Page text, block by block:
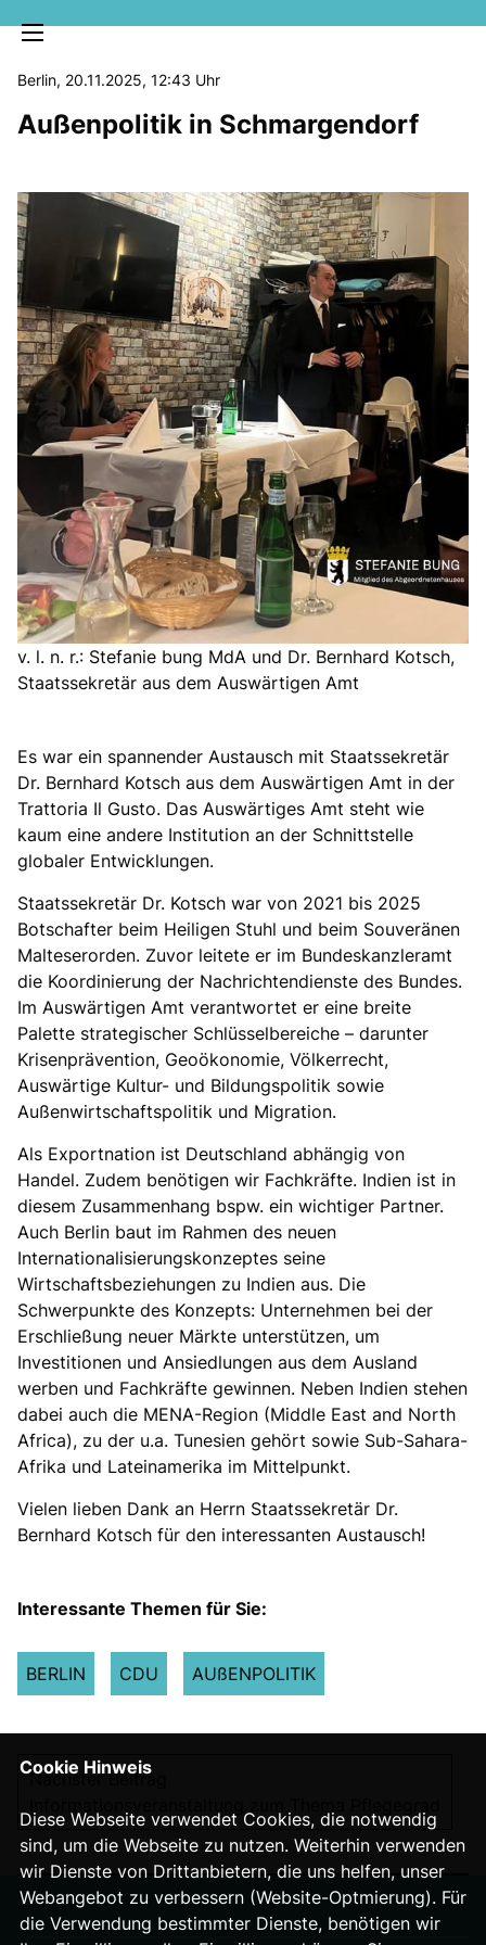
MELDUNGEN
SOZIALE MEDIEN
KLARTEXT
Berlin, 20.11.2025, 12:43 Uhr
Außenpolitik in Schmargendorf
Es war ein spannender Austausch mit Staatssekretär
Dr. Bernhard Kotsch aus dem Auswärtigen Amt in der
Trattoria Il Gusto. Das Auswärtiges Amt steht wie
kaum eine andere Institution an der Schnittstelle
globaler Entwicklungen.
Staatssekretär Dr. Kotsch war von 2021 bis 2025
Botschafter beim Heiligen Stuhl und beim Souveränen
Malteserorden. Zuvor leitete er im Bundeskanzleramt
die Koordinierung der Nachrichtendienste des Bundes.
Im Auswärtigen Amt verantwortet er eine breite
Palette strategischer Schlüsselbereiche – darunter
Krisenprävention, Geoökonomie, Völkerrecht,
Auswärtige Kultur- und Bildungspolitik sowie
Außenwirtschaftspolitik und Migration.
Als Exportnation ist Deutschland abhängig von
Handel. Zudem benötigen wir Fachkräfte. Indien ist in
diesem Zusammenhang bspw. ein wichtiger Partner.
Auch Berlin baut im Rahmen des neuen
Internationalisierungskonzeptes seine
Wirtschaftsbeziehungen zu Indien aus. Die
Schwerpunkte des Konzepts: Unternehmen bei der
Erschließung neuer Märkte unterstützen, um
Investitionen und Ansiedlungen aus dem Ausland
werben und Fachkräfte gewinnen. Neben Indien stehen
dabei auch die MENA-Region (Middle East and North
Africa), zu der u.a. Tunesien gehört sowie Sub-Sahara-
Afrika und Lateinamerika im Mittelpunkt.
Vielen lieben Dank an Herrn Staatssekretär Dr.
Bernhard Kotsch für den interessanten Austausch!
Interessante Themen für Sie:
BERLIN CDU AUßENPOLITIK
Nächster Beitrag
v. l. n. r.: Stefanie bung MdA und Dr. Bernhard Kotsch,
Staatssekretär aus dem Auswärtigen Amt
Cookie Hinweis
Diese Webseite verwendet Cookies, die notwendig
sind, um die Webseite zu nutzen. Weiterhin verwenden
wir Dienste von Drittanbietern, die uns helfen, unser
Webangebot zu verbessern (Website-Optmierung). Für
die Verwendung bestimmter Dienste, benötigen wir